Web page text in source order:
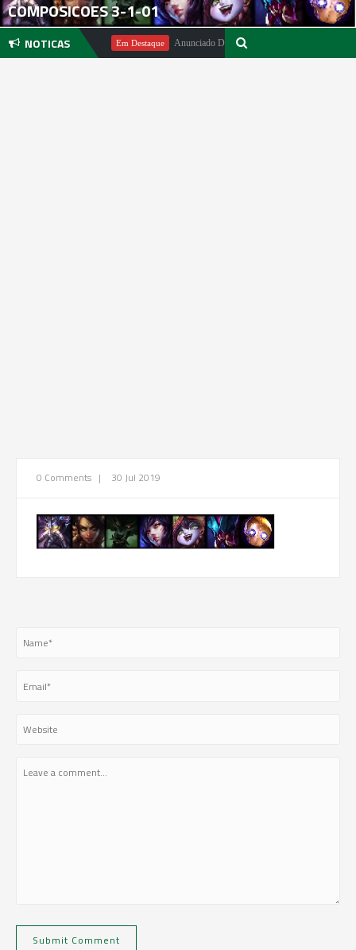
COMPOSICOES 3-1-01
NOTICAS
Pachter Em Destaque Anunciado DualSense The Last of Us Limited
0 Comments | 30 Jul 2019